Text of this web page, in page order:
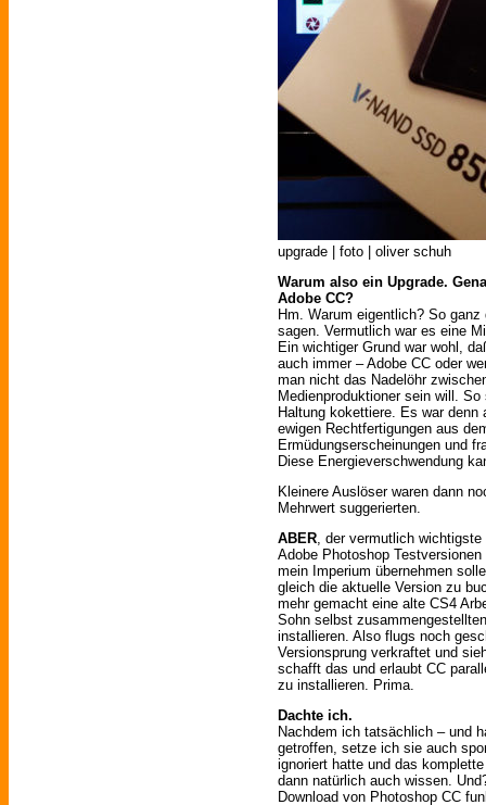
upgrade | foto | oliver schuh
Warum also ein Upgrade.
Adobe CC?
Hm. Warum eigentlich? So
sagen. Vermutlich war es eine
Ein wichtiger Grund war wohl,
auch immer – Adobe CC oder
man nicht das Nadelöhr
Medienproduktioner sein will.
Haltung kokettiere. Es war denn
ewigen Rechtfertigungen aus
Ermüdungserscheinungen und
Diese Energieverschwendung
Kleinere Auslöser waren dann
Mehrwert suggerierten.
ABER , der vermutlich
Adobe Photoshop
mein Imperium übernehmen
gleich die aktuelle Version zu
mehr gemacht eine alte CS4
Sohn selbst
installieren. Also flugs noch
Versionsprung verkraftet und
schafft das und erlaubt CC
zu installieren. Prima.
Dachte ich.
Nachdem ich tatsächlich – und
getroffen, setze ich sie auch
ignoriert hatte und das
dann natürlich auch wissen.
Download von Photoshop CC